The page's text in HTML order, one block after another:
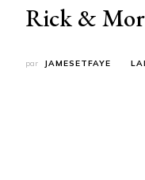
Rick &
par JAMESETFAYE